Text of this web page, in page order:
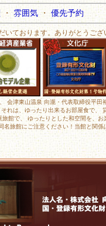
・ 雰囲気 ・ 優先予約
ております。ありがとうござ
津東山温泉 向瀧・代表取締役平田
は、ゆったり出来るお部屋食で、
館で、 ゆったりとした和空間を、お
旅館にご注意ください！当館と関係